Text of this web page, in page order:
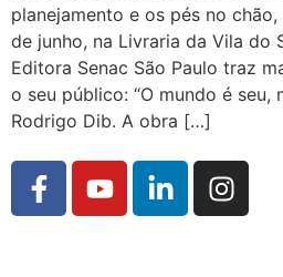
planejamento e os pés no
de junho, na Livraria da Vila do
Editora Senac São Paulo traz
o seu público: “O mundo é seu,
Rodrigo Dib. A obra […]